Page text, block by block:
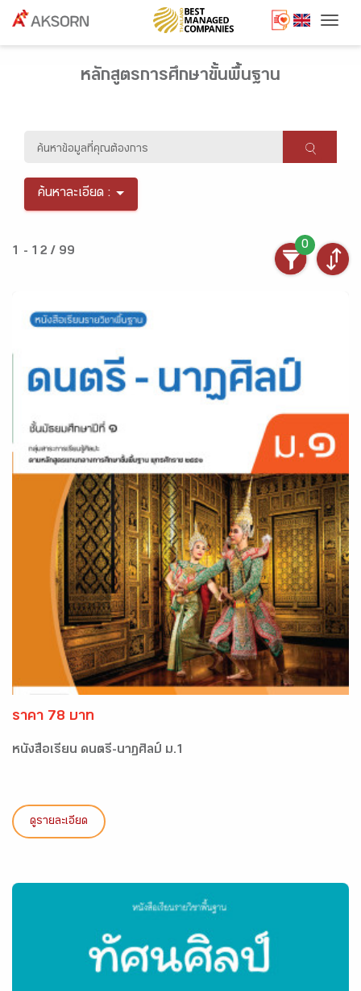
หลักสูตรการศึกษาขั้นพื้นฐาน
ค้นหาละเอียด :
1 - 12 / 99
0
ราคา 78 บาท
หนังสือเรียน ดนตรี-นาฏศิลป์ ม.1
ดูรายละเอียด